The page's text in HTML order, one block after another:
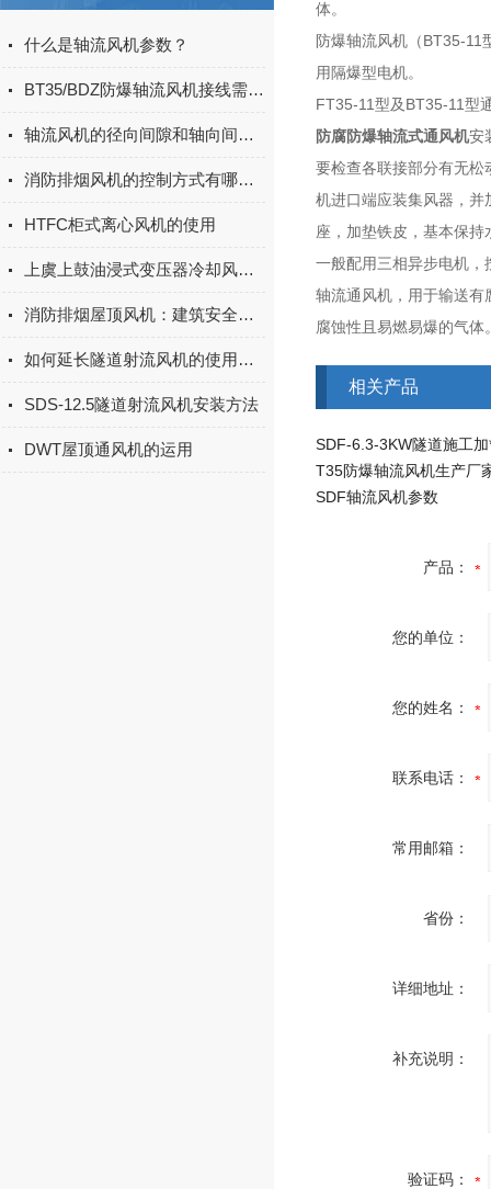
什么是轴流风机参数？
BT35/BDZ防爆轴流风机接线需要注意什么
轴流风机的径向间隙和轴向间隙对风机性能有什么影响
消防排烟风机的控制方式有哪些？
HTFC柜式离心风机的使用
上虞上鼓油浸式变压器冷却风机技术详解
消防排烟屋顶风机：建筑安全的重要保障
如何延长隧道射流风机的使用寿命
SDS-12.5隧道射流风机安装方法
DWT屋顶通风机的运用
体。
防爆轴流风机（ BT35-11
用隔爆型电机。
FT35-11 型及 BT35-11 型
防腐防爆轴流式通风机安
要检查各联接部分有无松
机进口端应装集风器，并
座，加垫铁皮，基本保
一般配用三相异步电机，
轴流通风机，用于输送有
腐蚀性且易燃易爆的气
相关产品
SDF-6.3-3KW隧道施工
T35防爆轴流风机生产厂
SDF轴流风机参数
产品：
您的单位：
您的姓名：
联系电话：
常用邮箱：
省份：
详细地址：
补充说明：
验证码：